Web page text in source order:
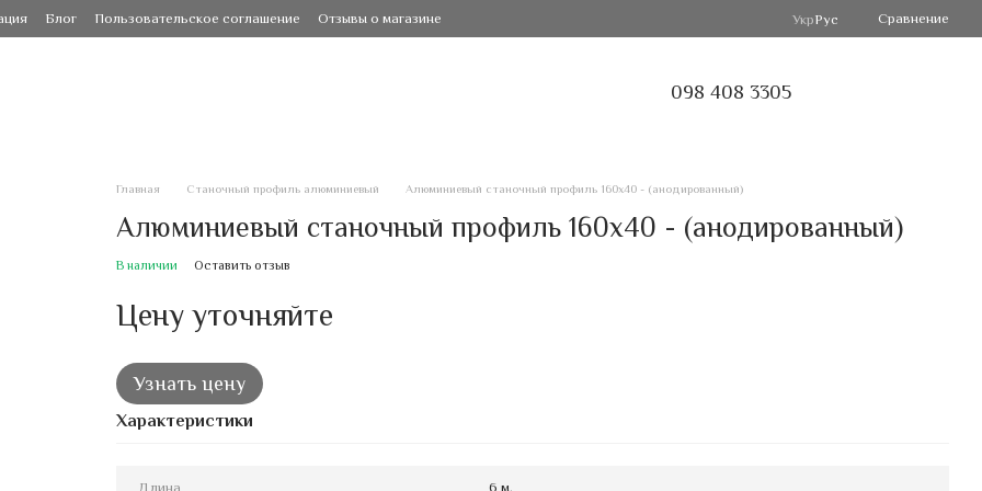
Блог Пользовательское соглашение Отзывы о магазине УкрРус Сравнение
098 408 3305
Главная Станочный профиль алюминиевый Алюминиевый станочный профиль 160х40 - (анодированный)
Алюминиевый станочный профиль 160х40 - (анодированный)
В наличии Оставить отзыв
Цену уточняйте
Узнать цену
Характеристики
Длина 6 м.